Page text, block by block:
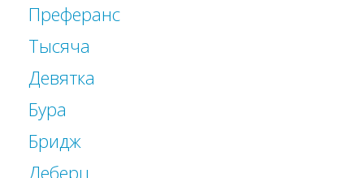
Преферанс
Тысяча
Девятка
Бура
Бридж
Деберц